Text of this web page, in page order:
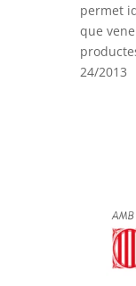
permet
que
24/2013